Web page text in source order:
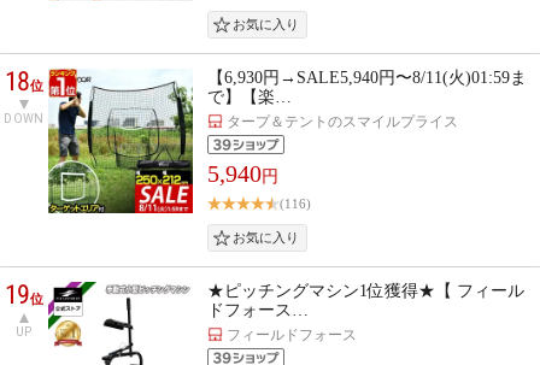
18位
DOWN
【6,930円→SALE5,940円〜8/11(火)01:59ま
で】【楽…
タープ＆テントのスマイルプライス
5,940円
(116)
19位
UP
★ピッチングマシン1位獲得★【 フィール
ドフォース…
フィールドフォース